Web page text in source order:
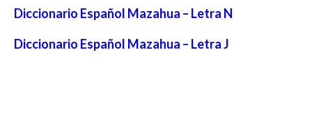
Diccionario Español Mazahua – Letra N
Diccionario Español Mazahua – Letra J